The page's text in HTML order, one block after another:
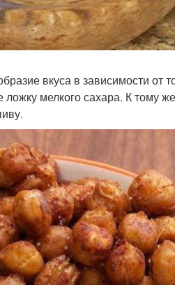
вкуса в зависимости от
мелкого сахара. К тому